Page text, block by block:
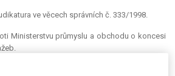
ve věcech správních č. 333/1998.
Ministerstvu průmyslu a obchodu o koncesi